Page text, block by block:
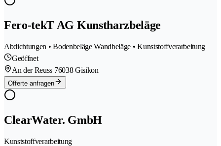
Fero-tekT AG Kunstharzbeläge
Abdichtungen • Bodenbeläge Wandbeläge • Kunststoffverarbeitung
Geöffnet
An der Reuss 76038 Gisikon
Offerte anfragen
ClearWater. GmbH
Kunststoffverarbeitung